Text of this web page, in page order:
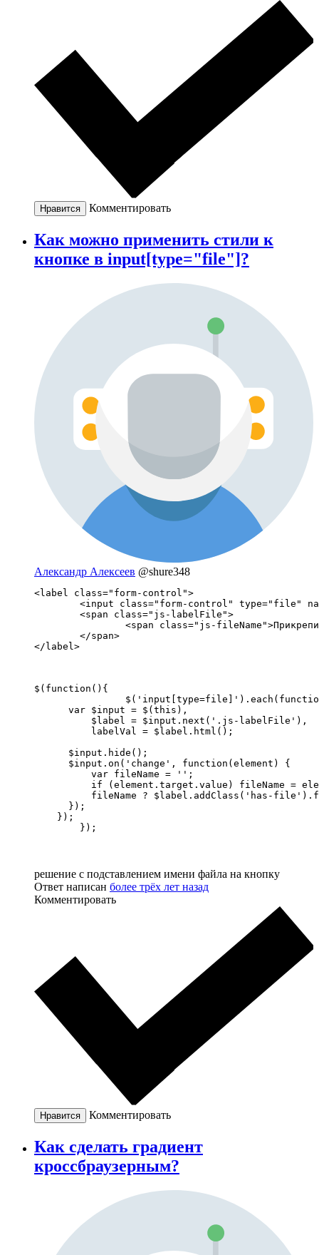
Нравится Комментировать
Как можно применить стили к
кнопке в input[type="file"]?
Александр Алексеев @shure348
<label class="form-control">
</label>
$(function(){
      var $input = $(this),
          $label = $input.next('.js-labelFile'),
          labelVal = $label.html();
      $input.hide();
      $input.on('change', function(element) {
          var fileName = '';
if (element.target.value) fileName =
fileName ? $label.addClass('has-
      });
    });
	});
решение с подставлением имени файла на кнопку
Ответ написан более трёх лет назад
Комментировать
Нравится Комментировать
Как сделать градиент
кроссбраузерным?